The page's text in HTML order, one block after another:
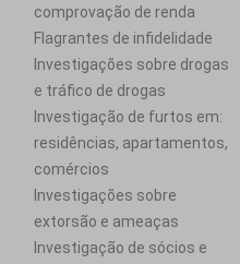
comprovação de renda
Flagrantes de infidelidade
Investigações sobre drogas
e tráfico de drogas
Investigação de furtos em:
residências, apartamentos,
comércios
Investigações sobre
extorsão e ameaças
Investigação de sócios e